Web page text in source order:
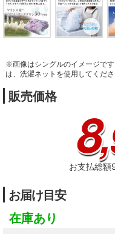
※画像はシングルのイメージです
は、洗濯ネットを使用してくださ
販売価格
8
お支払総額
お届け目安
在庫あり